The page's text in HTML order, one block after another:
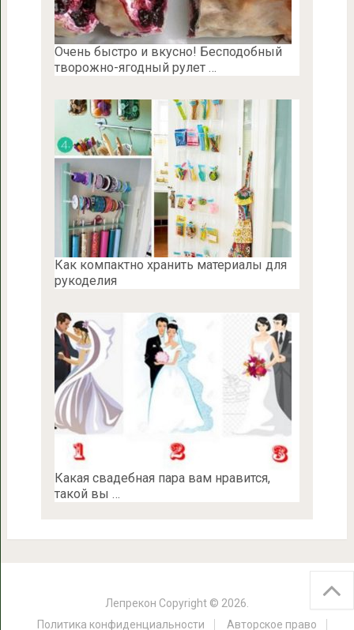
Очень быстро и вкусно! Бесподобный
творожно-ягодный рулет …
Как компактно хранить материалы для
рукоделия
Какая свадебная пара вам нравится,
такой вы …
Лепрекон Copyright © 2026.
Политика конфиденциальности
Авторское право